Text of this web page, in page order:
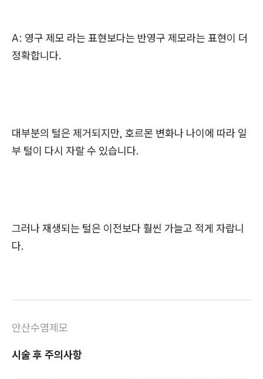
A: 영구 제모 라는 표현보다는 반영구 제모라는 표현이 더
정확합니다.
대부분의 털은 제거되지만, 호르몬 변화나 나이에 따라 일
부 털이 다시 자랄 수 있습니다.
그러나 재생되는 털은 이전보다 훨씬 가늘고 적게 자랍니
다.
안산수염제모
시술 후 주의사항